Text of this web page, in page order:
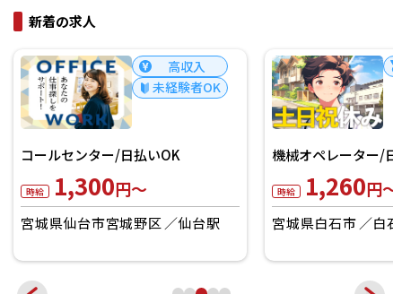
新着の求人
高収入
未経験者OK
コールセンター/日払いOK
時給 1,300円～
宮城県仙台市宮城野区 仙台駅
機械オペレーター/
時給 1,260円～
宮城県白石市 白